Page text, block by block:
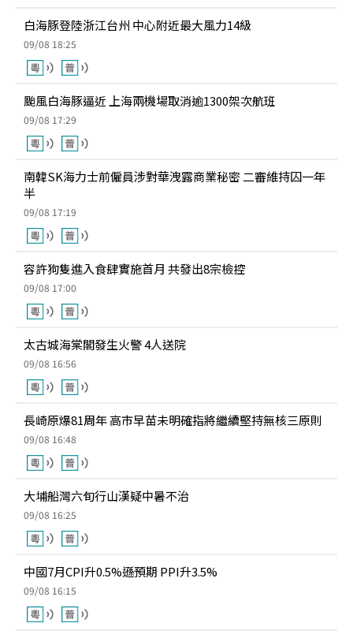
白海豚登陸浙江台州 中心附近最大風力14級
09/08 18:25
颱風白海豚逼近 上海兩機場取消逾1300架次航班
09/08 17:29
南韓SK海力士前僱員涉對華洩露商業秘密 二審維持囚一年
半
09/08 17:19
容許狗隻進入食肆實施首月 共發出8宗檢控
09/08 17:00
太古城海棠閣發生火警 4人送院
09/08 16:56
長崎原爆81周年 高市早苗未明確指將繼續堅持無核三原則
09/08 16:48
大埔船灣六旬行山漢疑中暑不治
09/08 16:25
中國7月CPI升0.5%遜預期 PPI升3.5%
09/08 16:15